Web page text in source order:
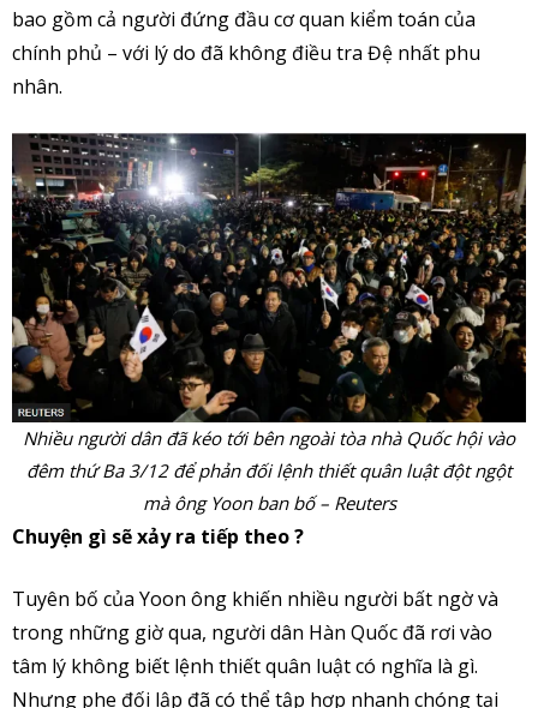
bao gồm cả người đứng đầu cơ quan kiểm toán của
chính phủ – với lý do đã không điều tra Đệ nhất phu
nhân.
Nhiều người dân đã kéo tới bên ngoài tòa nhà Quốc hội vào
đêm thứ Ba 3/12 để phản đối lệnh thiết quân luật đột ngột
mà ông Yoon ban bố – Reuters
Chuyện gì sẽ xảy ra tiếp theo ?
Tuyên bố của Yoon ông khiến nhiều người bất ngờ và
trong những giờ qua, người dân Hàn Quốc đã rơi vào
tâm lý không biết lệnh thiết quân luật có nghĩa là gì.
Nhưng phe đối lập đã có thể tập hợp nhanh chóng tại